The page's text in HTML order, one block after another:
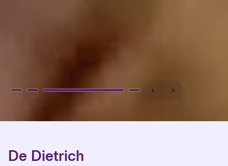
De Dietrich